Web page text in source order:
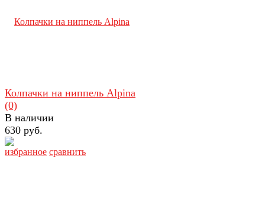
избранное сравнить
Колпачки на ниппель Alpina
(0)
В наличии
630 руб.